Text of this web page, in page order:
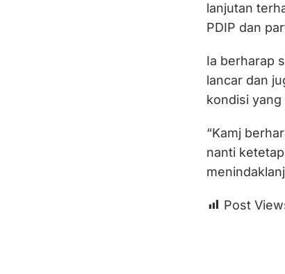
lanjutan
PDIP dan
Ia berharap
lancar dan
kondisi
“Kamj
nanti
Post